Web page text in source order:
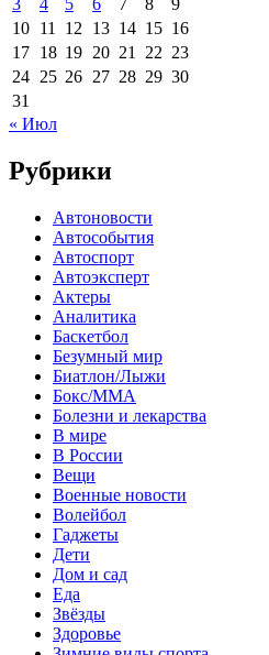
10 11 12 13 14 15 16
17 18 19 20 21 22 23
24 25 26 27 28 29 30
31
« Июл
Рубрики
Автоновости
Автособытия
Автоспорт
Автоэксперт
Актеры
Аналитика
Баскетбол
Безумный мир
Биатлон/Лыжи
Бокс/MMA
Болезни и лекарства
В мире
В России
Вещи
Военные новости
Волейбол
Гаджеты
Дети
Дом и сад
Еда
Звёзды
Здоровье